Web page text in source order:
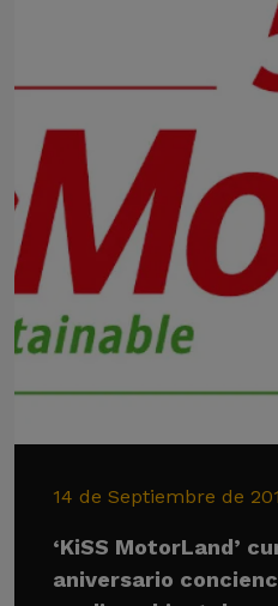
14 de Septiembre de
‘KiSS MotorLand’
aniversario